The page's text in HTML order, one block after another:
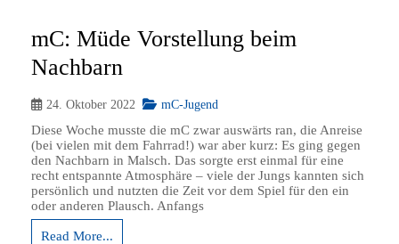
mC: Müde Vorstellung beim
Nachbarn
24. Oktober 2022
mC-Jugend
Diese Woche musste die mC zwar auswärts ran, die Anreise
(bei vielen mit dem Fahrrad!) war aber kurz: Es ging gegen
den Nachbarn in Malsch. Das sorgte erst einmal für eine
recht entspannte Atmosphäre – viele der Jungs kannten sich
persönlich und nutzten die Zeit vor dem Spiel für den ein
oder anderen Plausch. Anfangs
Read More...